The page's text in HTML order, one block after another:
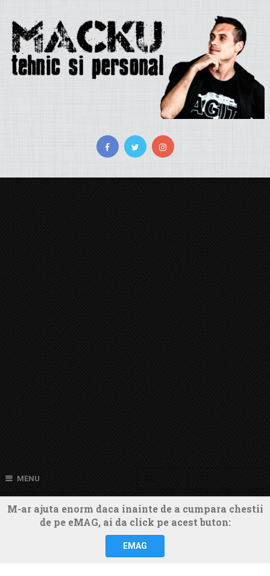
MENU
M-ar ajuta enorm daca inainte de a cumpara chestii
de pe eMAG, ai da click pe acest buton:
EMAG